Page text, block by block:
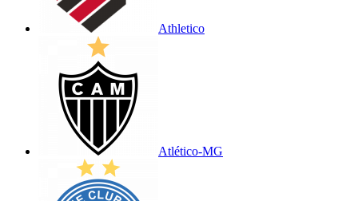
Athletico
Atlético-MG